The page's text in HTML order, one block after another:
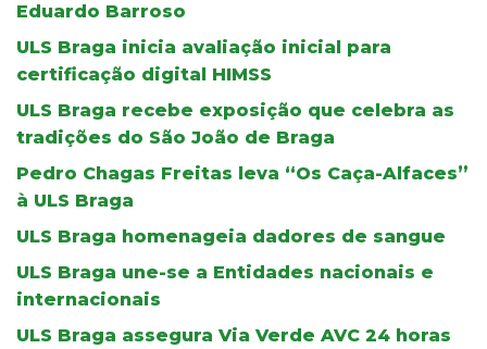
Eduardo Barroso
ULS Braga inicia avaliação inicial para
certificação digital HIMSS
ULS Braga recebe exposição que celebra as
tradições do São João de Braga
Pedro Chagas Freitas leva “Os Caça-Alfaces”
à ULS Braga
ULS Braga homenageia dadores de sangue
ULS Braga une-se a Entidades nacionais e
internacionais
ULS Braga assegura Via Verde AVC 24 horas